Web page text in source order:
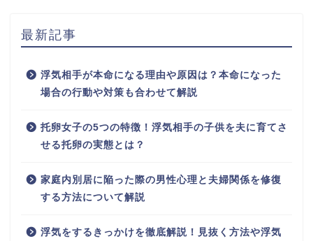
最新記事
浮気相手が本命になる理由や原因は？本命になった
場合の行動や対策も合わせて解説
托卵女子の5つの特徴！浮気相手の子供を夫に育てさ
せる托卵の実態とは？
家庭内別居に陥った際の男性心理と夫婦関係を修復
する方法について解説
浮気をするきっかけを徹底解説！見抜く方法や浮気